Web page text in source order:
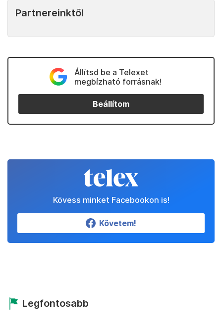
Partnereinktől
Állítsd be a Telexet
megbízható forrásnak!
Beállítom
Kövess minket Facebookon is!
Követem!
Legfontosabb